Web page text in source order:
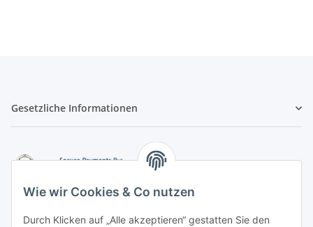
Wie wir Cookies & Co nutzen
Durch Klicken auf „Alle akzeptieren“ gestatten Sie den
Gesetzliche Informationen